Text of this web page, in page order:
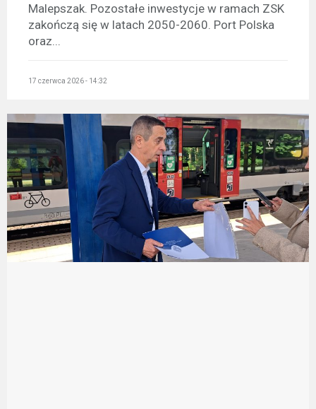
Malepszak. Pozostałe inwestycje w ramach ZSK
zakończą się w latach 2050-2060. Port Polska
oraz...
17 czerwca 2026 - 14:32